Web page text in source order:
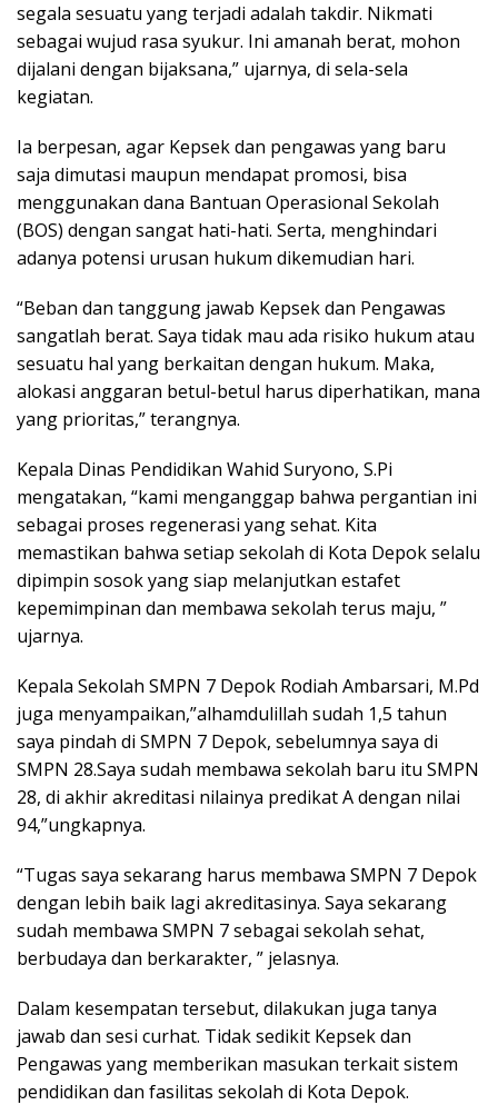
segala sesuatu yang terjadi adalah takdir. Nikmati
sebagai wujud rasa syukur. Ini amanah berat, mohon
dijalani dengan bijaksana,” ujarnya, di sela-sela
kegiatan.
Ia berpesan, agar Kepsek dan pengawas yang baru
saja dimutasi maupun mendapat promosi, bisa
menggunakan dana Bantuan Operasional Sekolah
(BOS) dengan sangat hati-hati. Serta, menghindari
adanya potensi urusan hukum dikemudian hari.
“Beban dan tanggung jawab Kepsek dan Pengawas
sangatlah berat. Saya tidak mau ada risiko hukum atau
sesuatu hal yang berkaitan dengan hukum. Maka,
alokasi anggaran betul-betul harus diperhatikan, mana
yang prioritas,” terangnya.
Kepala Dinas Pendidikan Wahid Suryono, S.Pi
mengatakan, “kami menganggap bahwa pergantian ini
sebagai proses regenerasi yang sehat. Kita
memastikan bahwa setiap sekolah di Kota Depok selalu
dipimpin sosok yang siap melanjutkan estafet
kepemimpinan dan membawa sekolah terus maju, ”
ujarnya.
Kepala Sekolah SMPN 7 Depok Rodiah Ambarsari, M.Pd
juga menyampaikan,”alhamdulillah sudah 1,5 tahun
saya pindah di SMPN 7 Depok, sebelumnya saya di
SMPN 28.Saya sudah membawa sekolah baru itu SMPN
28, di akhir akreditasi nilainya predikat A dengan nilai
94,”ungkapnya.
“Tugas saya sekarang harus membawa SMPN 7 Depok
dengan lebih baik lagi akreditasinya. Saya sekarang
sudah membawa SMPN 7 sebagai sekolah sehat,
berbudaya dan berkarakter, ” jelasnya.
Dalam kesempatan tersebut, dilakukan juga tanya
jawab dan sesi curhat. Tidak sedikit Kepsek dan
Pengawas yang memberikan masukan terkait sistem
pendidikan dan fasilitas sekolah di Kota Depok.